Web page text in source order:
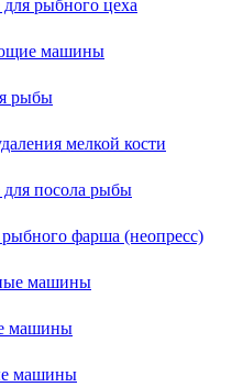
рыбного цеха
машины
рыбы
мелкой кости
посола рыбы
фарша (неопресс)
машины
машины
машины